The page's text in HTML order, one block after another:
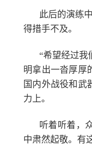
此后的演练
得措手不及。
“希望经过
明拿出一沓厚厚
国内外战役和
力上。
听着听着，
中肃然起敬。有